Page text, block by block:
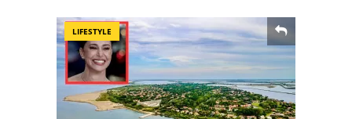
LIFESTYLE